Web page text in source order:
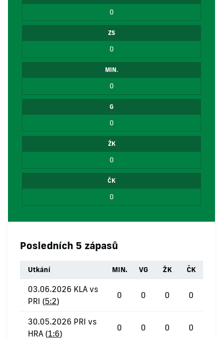
0
ZS
0
MIN.
0
G
0
ŽK
0
ČK
0
Posledních 5 zápasů
Utkání MIN. VG ŽK ČK
03.06.2026 KLA vs
PRI (5:2)
0 0 0 0
30.05.2026 PRI vs
HRA (1:6)
0 0 0 0